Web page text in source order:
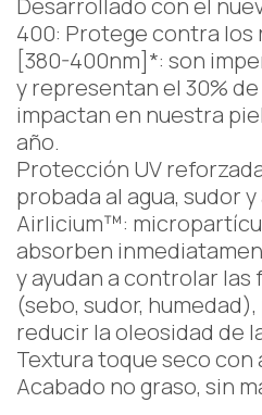
Desarrollado con el
400: Protege contra los
[380-400nm]*: son
y representan el 30% de
impactan en nuestra
año.
Protección UV
probada al agua, sudor y
Airlicium™:
absorben
y ayudan a controlar
(sebo, sudor,
reducir la oleosidad de
Textura toque seco con
Acabado no graso, sin